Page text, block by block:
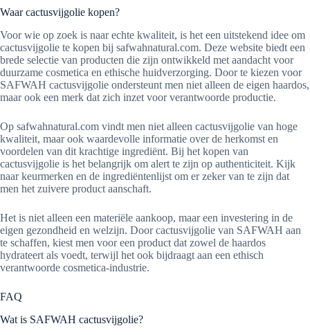
Waar cactusvijgolie kopen?
Voor wie op zoek is naar echte kwaliteit, is het een uitstekend idee om
cactusvijgolie te kopen bij safwahnatural.com. Deze website biedt een
brede selectie van producten die zijn ontwikkeld met aandacht voor
duurzame cosmetica en ethische huidverzorging. Door te kiezen voor
SAFWAH cactusvijgolie ondersteunt men niet alleen de eigen haardos,
maar ook een merk dat zich inzet voor verantwoorde productie.
Op safwahnatural.com vindt men niet alleen cactusvijgolie van hoge
kwaliteit, maar ook waardevolle informatie over de herkomst en
voordelen van dit krachtige ingrediënt. Bij het kopen van
cactusvijgolie is het belangrijk om alert te zijn op authenticiteit. Kijk
naar keurmerken en de ingrediëntenlijst om er zeker van te zijn dat
men het zuivere product aanschaft.
Het is niet alleen een materiële aankoop, maar een investering in de
eigen gezondheid en welzijn. Door cactusvijgolie van SAFWAH aan
te schaffen, kiest men voor een product dat zowel de haardos
hydrateert als voedt, terwijl het ook bijdraagt aan een ethisch
verantwoorde cosmetica-industrie.
FAQ
Wat is SAFWAH cactusvijgolie?